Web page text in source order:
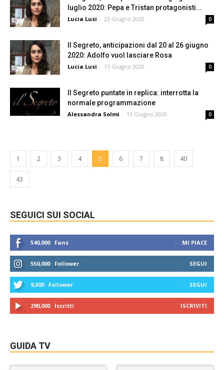
luglio 2020: Pepa e Tristan protagonisti...
Lucia Lusi - 23 Giugno 2020 0
Il Segreto, anticipazioni dal 20 al 26 giugno
2020: Adolfo vuol lasciare Rosa
Lucia Lusi - 15 Giugno 2020 0
Il Segreto puntate in replica: interrotta la
normale programmazione
Alessandra Solmi - 13 Giugno 2020 0
1 2 3 4 5 6 7 8 40
43
SEGUICI SUI SOCIAL
540,000 Fans MI PIACE
550,000 Follower SEGUI
9,300 Follower SEGUI
290,000 Iscritti ISCRIVITI
GUIDA TV